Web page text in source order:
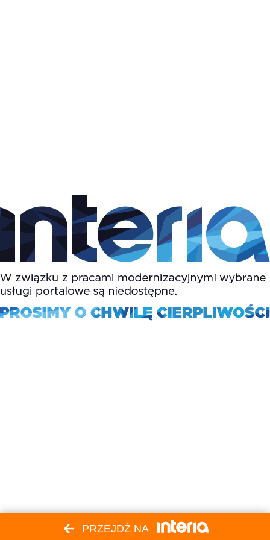
PRZEJDŹ NA